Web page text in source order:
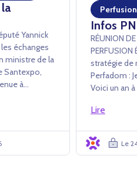
Yannick
les échanges
ministre de la
Santexpo,
à
plus en
a été
Perfusion
Infos
RÉUNION
PERFUSION Échanges sur la
stratégie de
Perfadom :
Voici un an
Perfadom. La Commission
plusieurs
Lire
Le